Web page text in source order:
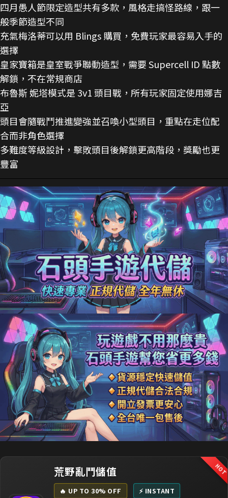
四月愚人節限定造型共有多款，風格走搞怪路線，跟一
般季節造型不同
充氣梅洛蒂可以用 Blings 購買，免費玩家最容易入手的
選擇
皇家寶箱是皇室戰爭聯動造型，需要 Supercell ID 點數
解鎖，不在常規商店
布魯斯 妮塔模式是 3v1 頭目戰，所有玩家固定使用娜吉
亞
頭目會隨戰鬥推進變強並召喚小型頭目，重點在走位配
合而非角色選擇
多難度等級設計，擊敗頭目後解鎖更高階段，獎勵也更
豐富
HOT
荒野亂鬥儲值
🔥 UP TO 30% OFF ⚡ INSTANT